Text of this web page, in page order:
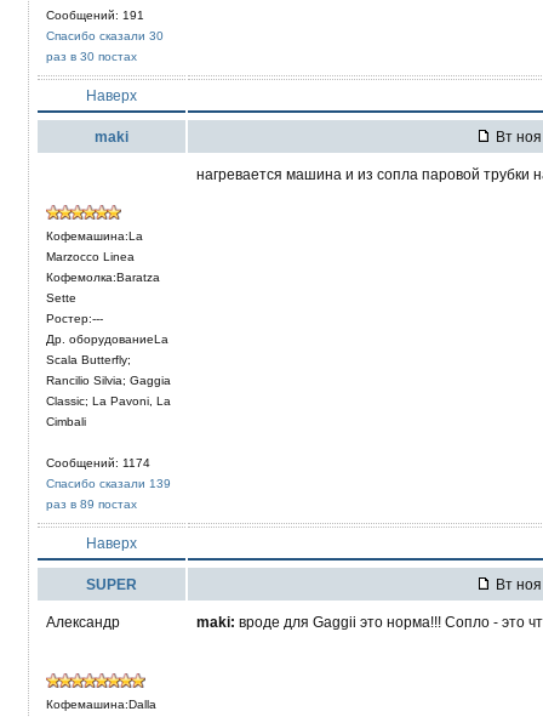
Сообщений: 191
Спасибо сказали 30
раз в 30 постах
Наверх
maki Вт
Кофемашина:La
Marzocco Linea
Кофемолка:Baratza
Sette
Ростер:---
Др. оборудованиеLa
Scala Butterfly;
Rancilio Silvia; Gaggia
Classic; La Pavoni, La
Cimbali
Сообщений: 1174
Спасибо сказали 139
раз в 89 постах
нагревается машина и из сопла паровой трубки
Наверх
SUPER Вт
Александр
Кофемашина:Dalla
maki: вроде для Gaggii это норма!!! Сопло - это